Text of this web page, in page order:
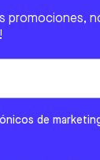
promociones,
de